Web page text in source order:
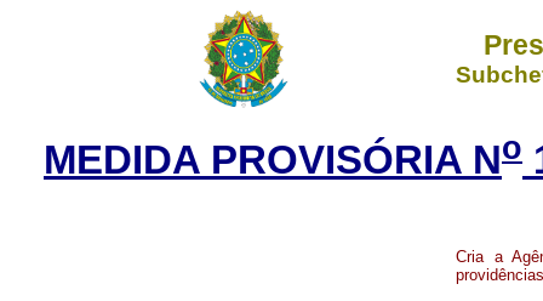
MEDIDA PROVISÓRIA No
Cria a